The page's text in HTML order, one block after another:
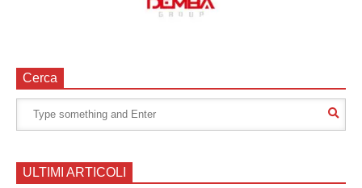
Cerca
ULTIMI ARTICOLI